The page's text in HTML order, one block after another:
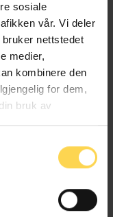
sosiale
vår. Vi deler
nettstedet
medier,
kombinere den
for dem,
bruk av
og 10
ikke kun
vis.
men
like høy grad av
Vi er derfor i
gir en god
for utvikling.